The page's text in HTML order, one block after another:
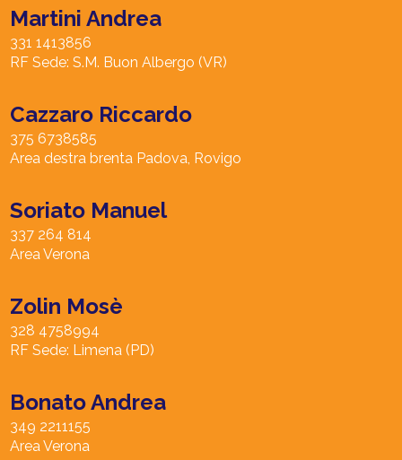
Martini Andrea
331 1413856
RF Sede: S.M. Buon Albergo (VR)
Cazzaro Riccardo
375 6738585
Area destra brenta Padova, Rovigo
Soriato Manuel
337 264 814
Area Verona
Zolin Mosè
328 4758994
RF Sede: Limena (PD)
Bonato Andrea
349 2211155
Area Verona